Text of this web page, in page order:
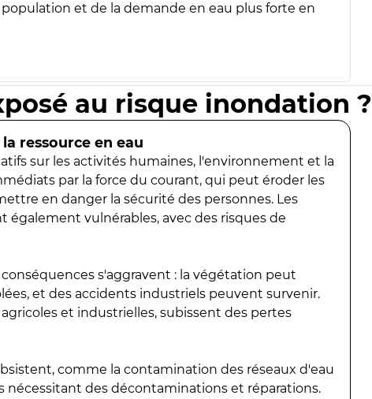
et de la demande en eau plus forte en
au risque inondation ?
ressource en eau
sur les activités humaines, l'environnement et la
par la force du courant, qui peut éroder les
en danger la sécurité des personnes. Les
également vulnérables, avec des risques de
s'aggravent : la végétation peut
et des accidents industriels peuvent survenir.
et industrielles, subissent des pertes
comme la contamination des réseaux d'eau
des décontaminations et réparations.